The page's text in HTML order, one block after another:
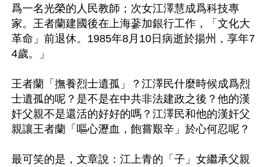
爲一名光榮的人民教師；次女江澤慧成爲科技專
家。王者蘭建國後在上海蔘加銀行工作，「文化大
革命」前退休。1985年8月10日病逝於揚州，享年7
4歲。」
王者蘭「撫養烈士遺孤」？江澤民什麼時候成爲烈
士遺孤的呢？是不是在中共非法建政之後？他的漢
奸父親不是還活的好好的嗎？江澤民和他的漢奸父
親讓王者蘭「嘔心瀝血，飽嘗艱辛」於心何忍呢？
最可笑的是，文章說：江上青的「子」女繼承父親